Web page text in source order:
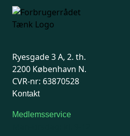
Ryesgade 3 A, 2. th.
2200 København N.
CVR-nr: 63870528
Kontakt
Medlemsservice